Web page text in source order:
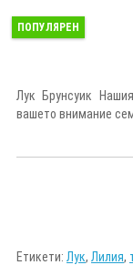
ПОПУЛЯРЕН
Лук Брунсуик
вашето внимание
Етикети: Лук, Лилия,